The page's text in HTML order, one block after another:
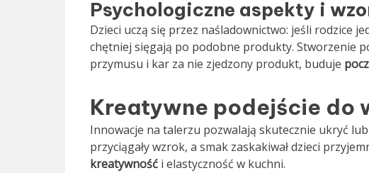
Psychologiczne aspekty i
Dzieci uczą się przez naśladownictwo: jeśli rodzice
chętniej sięgają po podobne produkty. Stworzenie
przymusu i kar za nie zjedzony produkt, buduje
Kreatywne podejście do
Innowacje na talerzu pozwalają skutecznie ukryć
przyciągały wzrok, a smak zaskakiwał dzieci
kreatywnośći elastyczność w kuchni.